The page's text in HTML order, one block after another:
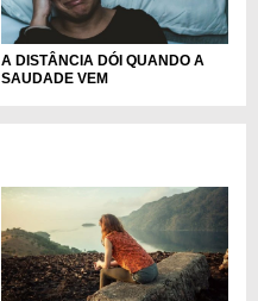
A DISTÂNCIA DÓI QUANDO A
SAUDADE VEM